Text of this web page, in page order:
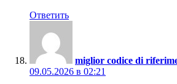
Ответить
miglior codice di
09.05.2026 в 02:21